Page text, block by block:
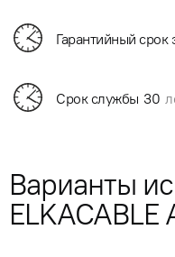
Гарантийный срок
Срок службы 30
Варианты